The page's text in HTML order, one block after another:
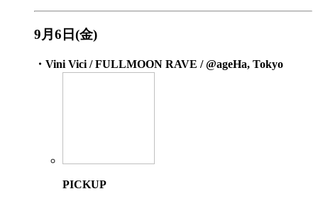
9月6日(金)
・Vini Vici / FULLMOON RAVE / @ageHa, Tokyo
PICKUP